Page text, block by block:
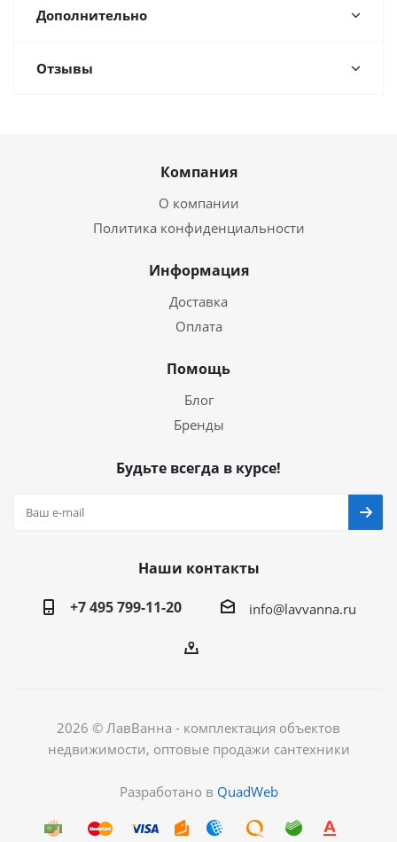
Дополнительно
Отзывы
Компания
О компании
Политика конфиденциальности
Информация
Доставка
Оплата
Помощь
Блог
Бренды
Будьте всегда в курсе!
Наши контакты
+7 495 799-11-20
info@lavvanna.ru
2026 © ЛавВанна - комплектация объектов
недвижимости, оптовые продажи сантехники
Разработано в QuadWeb